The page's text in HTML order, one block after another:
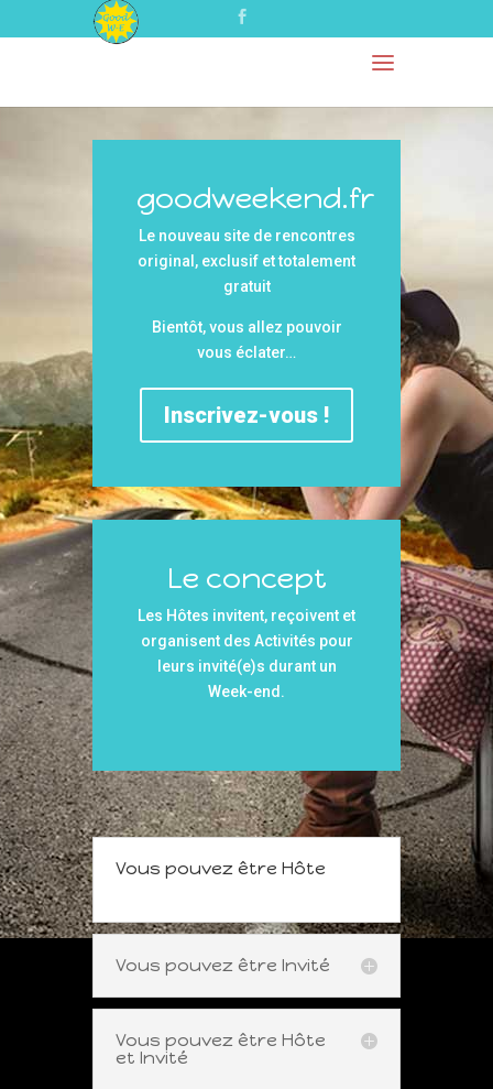
goodweekend.fr
Le nouveau site de rencontres
original, exclusif et totalement
gratuit
Bientôt, vous allez pouvoir
vous éclater…
Inscrivez-vous !
Le concept
Les Hôtes invitent, reçoivent et
organisent des Activités pour
leurs invité(e)s durant un
Week-end.
Vous pouvez être Hôte
Vous pouvez être Invité
Vous pouvez être Hôte
et Invité